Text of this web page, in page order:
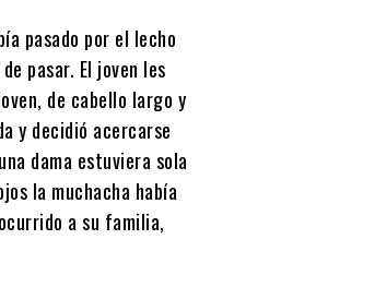
pasado por el lecho
pasar. El joven les
de cabello largo y
y decidió acercarse
dama estuviera sola
la muchacha había
a su familia,